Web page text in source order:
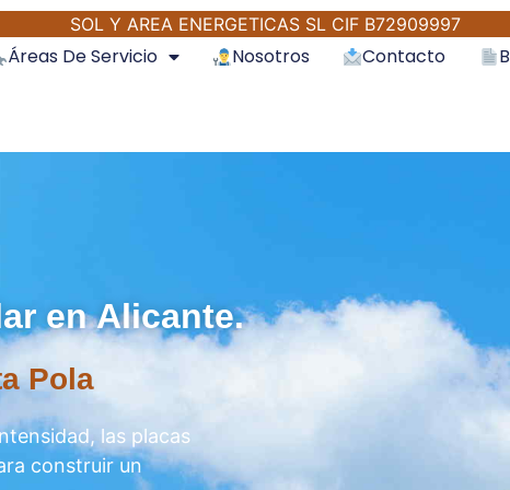
SOL Y AREA ENERGETICAS SL CIF B72909997
Áreas De Servicio Nosotros Contacto
en Alicante.
Pola
las placas
construir un